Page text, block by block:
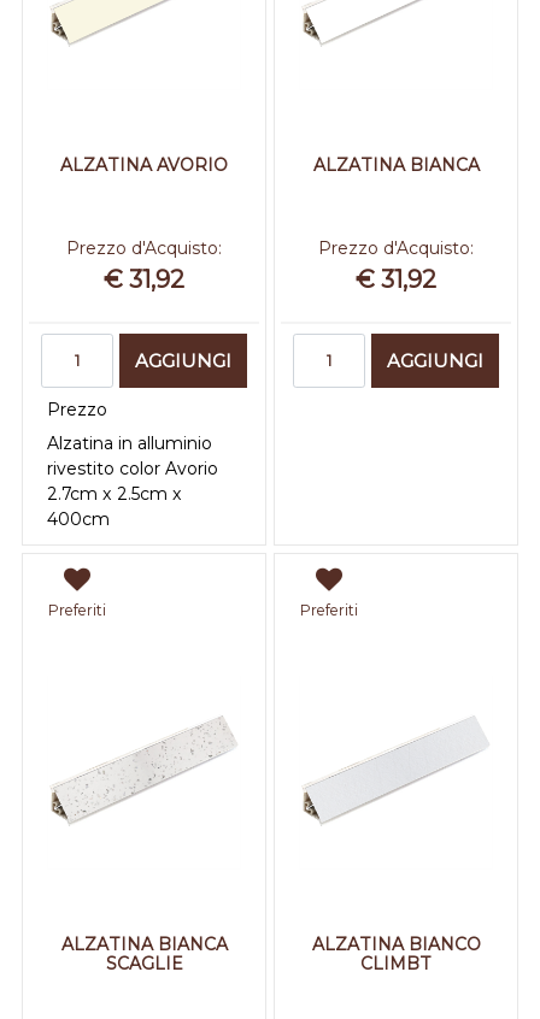
ALZATINA AVORIO
Prezzo d'Acquisto:
€ 31,92
AGGIUNGI
Prezzo
Alzatina in alluminio
rivestito color Avorio
2.7cm x 2.5cm x
400cm
ALZATINA BIANCA
Prezzo d'Acquisto:
€ 31,92
AGGIUNGI
Preferiti
ALZATINA BIANCA
SCAGLIE
Preferiti
ALZATINA BIANCO
CLIMBT